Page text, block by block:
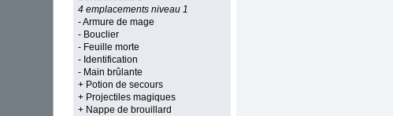
4 emplacements niveau 1
- Armure de mage
- Bouclier
- Feuille morte
- Identification
- Main brûlante
+ Potion de secours
+ Projectiles magiques
+ Nappe de brouillard